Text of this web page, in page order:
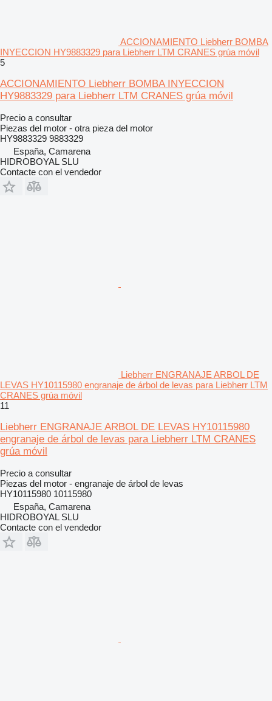
ACCIONAMIENTO Liebherr BOMBA
INYECCION HY9883329 para Liebherr LTM CRANES grúa móvil
5
ACCIONAMIENTO Liebherr BOMBA INYECCION
HY9883329 para Liebherr LTM CRANES grúa móvil
Precio a consultar
Piezas del motor - otra pieza del motor
HY9883329 9883329
España, Camarena
HIDROBOYAL SLU
Contacte con el vendedor
Liebherr ENGRANAJE ARBOL DE
LEVAS HY10115980 engranaje de árbol de levas para Liebherr LTM
CRANES grúa móvil
11
Liebherr ENGRANAJE ARBOL DE LEVAS HY10115980
engranaje de árbol de levas para Liebherr LTM CRANES
grúa móvil
Precio a consultar
Piezas del motor - engranaje de árbol de levas
HY10115980 10115980
España, Camarena
HIDROBOYAL SLU
Contacte con el vendedor